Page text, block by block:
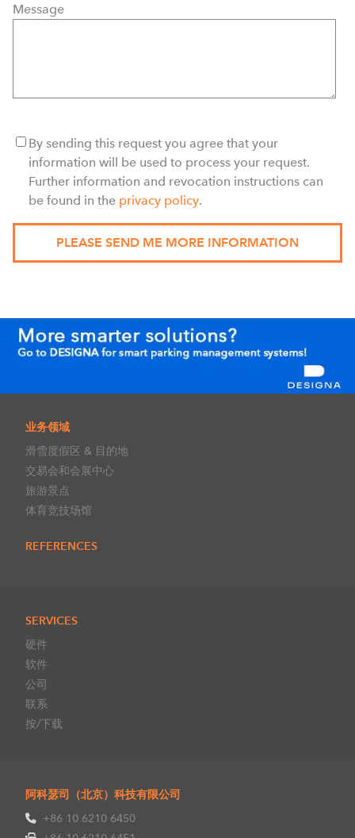
Message
By sending this request you agree that your
information will be used to process your request.
Further information and revocation instructions can
be found in the privacy policy.
业务领域
滑雪度假区 & 目的地
交易会和会展中心
旅游景点
体育竞技场馆
REFERENCES
SERVICES
硬件
软件
公司
联系
按/下载
阿科瑟司（北京）科技有限公司
+86 10 6210 6450